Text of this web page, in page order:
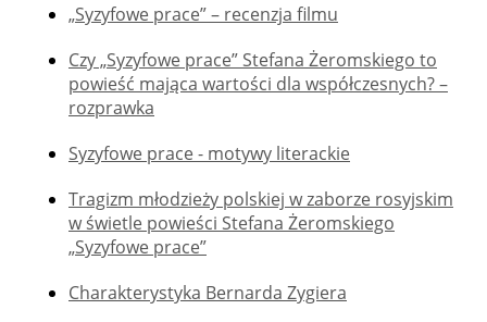
„Syzyfowe prace” – recenzja filmu
Czy „Syzyfowe prace” Stefana Żeromskiego to
powieść mająca wartości dla współczesnych? –
rozprawka
Syzyfowe prace - motywy literackie
Tragizm młodzieży polskiej w zaborze rosyjskim
w świetle powieści Stefana Żeromskiego
„Syzyfowe prace”
Charakterystyka Bernarda Zygiera